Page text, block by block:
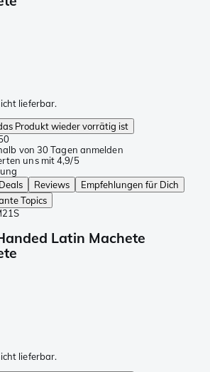
lieferbar.
Produkt wieder vorrätig ist
von 30 Tagen anmelden
uns mit 4,9/5
Reviews
Empfehlungen für Dich
Topics
Latin Machete
lieferbar.